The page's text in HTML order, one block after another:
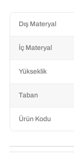
Dış Materyal
İç Materyal
Yükseklik
Taban
Ürün Kodu